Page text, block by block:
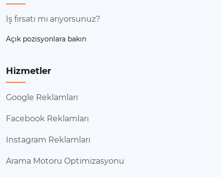
İş fırsatı mı arıyorsunuz?
Açık pozisyonlara bakın
Hizmetler
Google Reklamları
Facebook Reklamları
Instagram Reklamları
Arama Motoru Optimizasyonu